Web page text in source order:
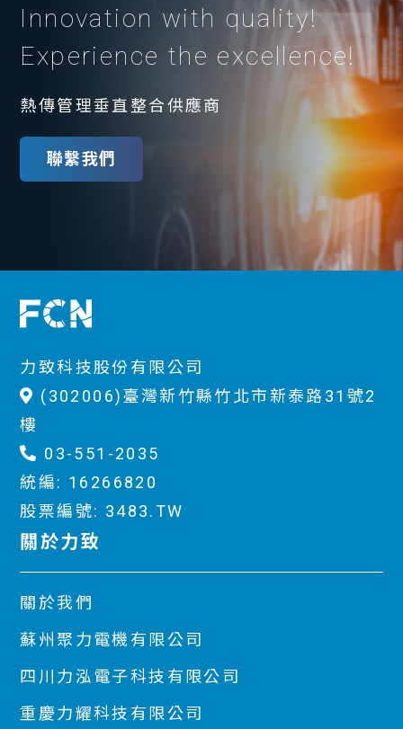
Innovation with quality!
Experience the excellence!
熱傳管理垂直整合供應商
聯繫我們
力致科技股份有限公司
(302006)臺灣新竹縣竹北市新泰路31號2
樓
03-551-2035
統編: 16266820
股票編號: 3483.TW
關於力致
關於我們
蘇州聚力電機有限公司
四川力泓電子科技有限公司
重慶力耀科技有限公司